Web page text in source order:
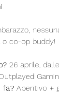
o co-op buddy!
26 aprile,
fa? Aperitivo +